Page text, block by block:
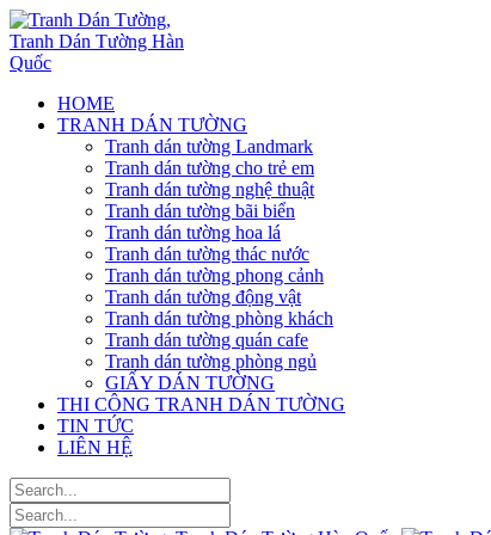
HOME
TRANH DÁN TƯỜNG
Tranh dán tường Landmark
Tranh dán tường cho trẻ em
Tranh dán tường nghệ thuật
Tranh dán tường bãi biển
Tranh dán tường hoa lá
Tranh dán tường thác nước
Tranh dán tường phong cảnh
Tranh dán tường động vật
Tranh dán tường phòng khách
Tranh dán tường quán cafe
Tranh dán tường phòng ngủ
GIẤY DÁN TƯỜNG
THI CÔNG TRANH DÁN TƯỜNG
TIN TỨC
LIÊN HỆ